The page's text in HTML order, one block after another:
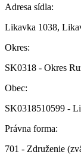
Adresa sídla:
Likavka 1038,
Okres:
SK0318 - Okres
Obec:
SK0318510599 -
Právna forma:
701 - Združenie